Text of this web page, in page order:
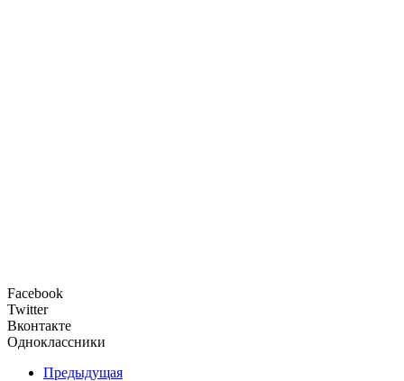
Facebook
Twitter
Вконтакте
Одноклассники
Предыдущая